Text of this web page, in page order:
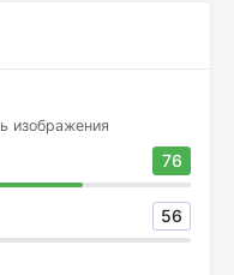
изображения
76
56